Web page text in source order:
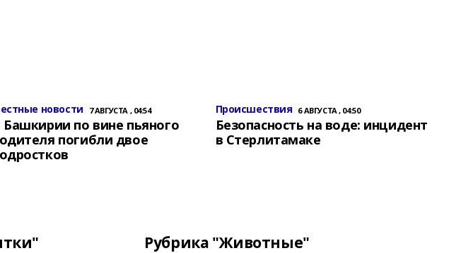
новости 7 АВГУСТА , 04:54
Башкирии по вине пьяного
погибли двое
Происшествия 6 АВГУСТА , 04:50
Безопасность на воде: инцидент
в Стерлитамаке
Рубрика "Животные"